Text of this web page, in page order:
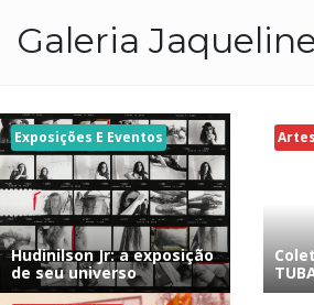
Galeria
Exposições E Eventos
Hudinilson Jr: a exposição
de seu universo